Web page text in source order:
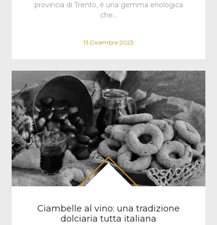
provincia di Trento, è una gemma enologica
che…
13 Dicembre 2023
Ciambelle al vino: una tradizione
dolciaria tutta italiana